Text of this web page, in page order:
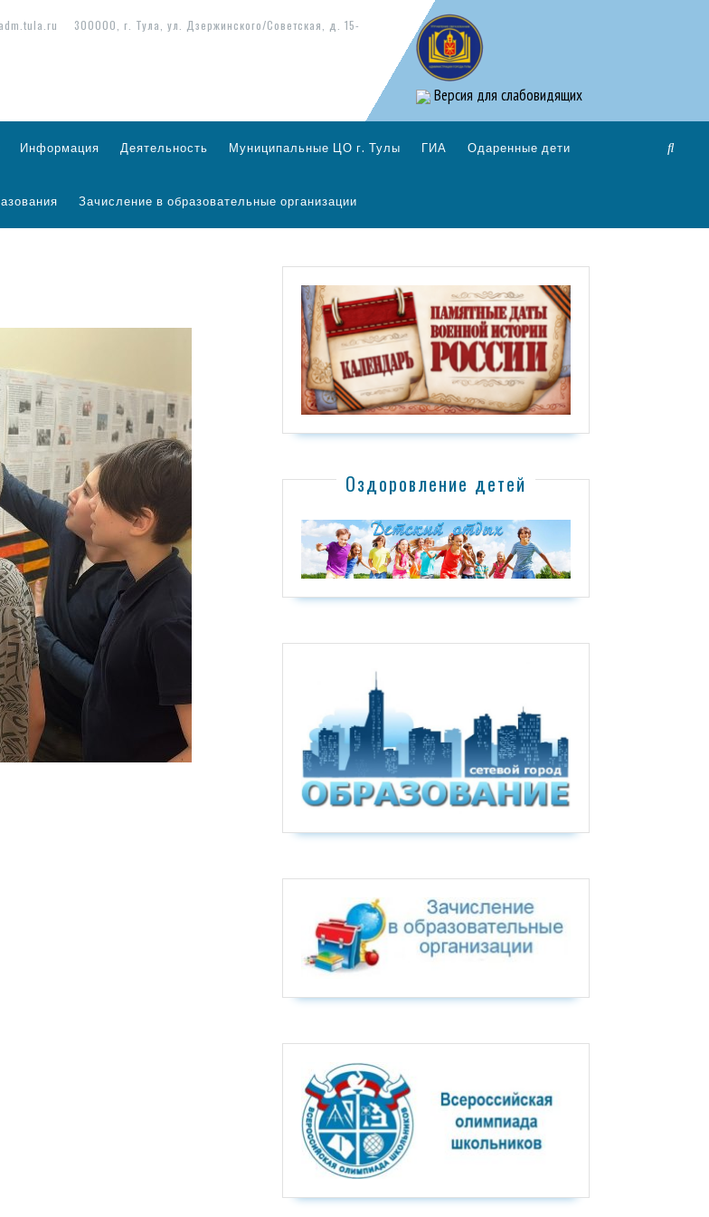
300000, г. Тула, ул. Дзержинского/Советская, д. 15-
Версия для слабовидящих
Информация Деятельность Муниципальные ЦО г. Тулы ГИА Одаренные дети
Зачисление в образовательные организации
Оздоровление детей